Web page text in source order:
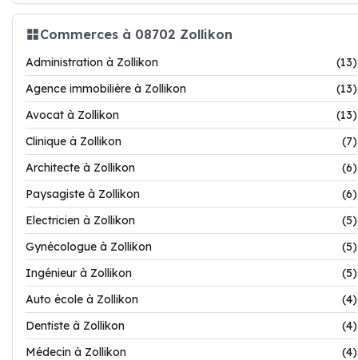
Commerces à 08702 Zollikon
Administration à Zollikon
(13)
Agence immobilière à Zollikon
(13)
Avocat à Zollikon
(13)
Clinique à Zollikon
(7)
Architecte à Zollikon
(6)
Paysagiste à Zollikon
(6)
Electricien à Zollikon
(5)
Gynécologue à Zollikon
(5)
Ingénieur à Zollikon
(5)
Auto école à Zollikon
(4)
Dentiste à Zollikon
(4)
Médecin à Zollikon
(4)